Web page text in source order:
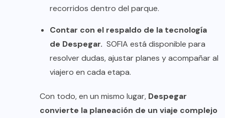
recorridos dentro del parque.
Contar con el respaldo de la tecnología
de Despegar. SOFIA está disponible para
resolver dudas, ajustar planes y acompañar al
viajero en cada etapa.
Con todo, en un mismo lugar, Despegar
convierte la planeación de un viaje complejo